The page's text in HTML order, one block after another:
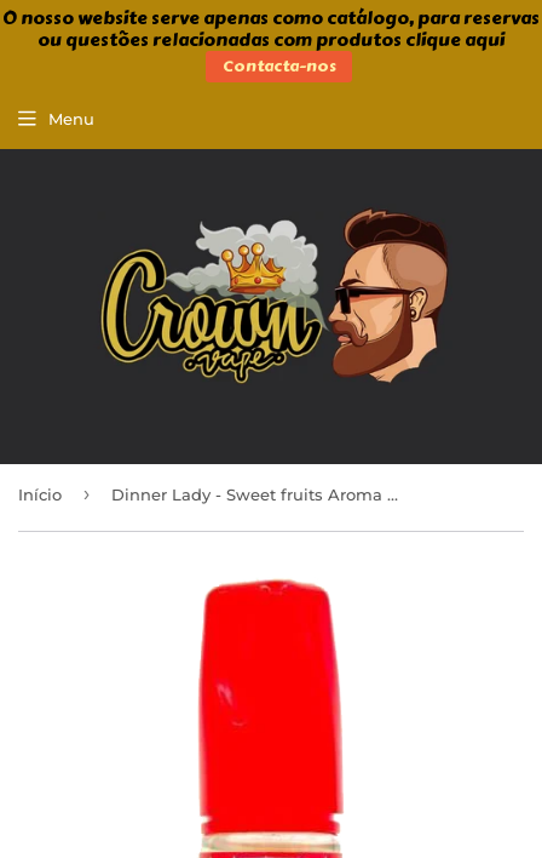
O nosso website serve apenas como catálogo, para reservas
ou questões relacionadas com produtos clique aqui
Contacta-nos
Menu
Início › Dinner Lady - Sweet fruits Aroma 30ml